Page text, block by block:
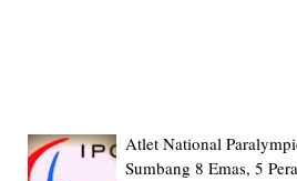
Atlet National
Sumbang 8 Emas, 5